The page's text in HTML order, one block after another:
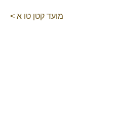
מועד קטן טו א >